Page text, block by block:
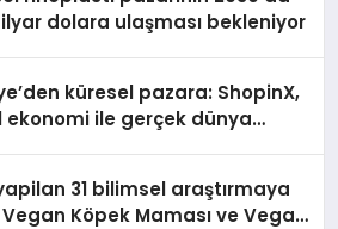
dolara ulaşması bekleniyor
küresel pazara: ShopinX,
ekonomi ile gerçek dünya
31 bilimsel araştırmaya
Köpek Maması ve Vegan